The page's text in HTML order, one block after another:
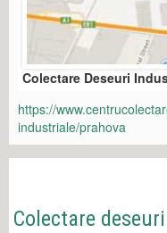
Colectare Deseuri
https://
industriale/prahova
Colectare